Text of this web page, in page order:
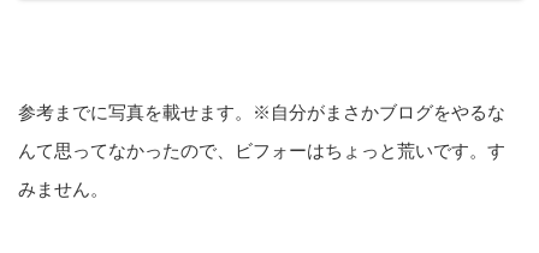
参考までに写真を載せます。※自分がまさかブログをやるな
んて思ってなかったので、ビフォーはちょっと荒いです。す
みません。